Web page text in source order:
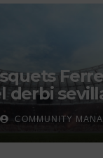
derbi
que
COMMUNITY